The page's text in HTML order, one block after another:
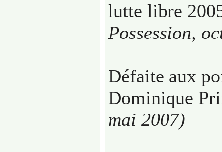
lutte libre
Possession,
Défaite aux
Dominique
mai 2007)